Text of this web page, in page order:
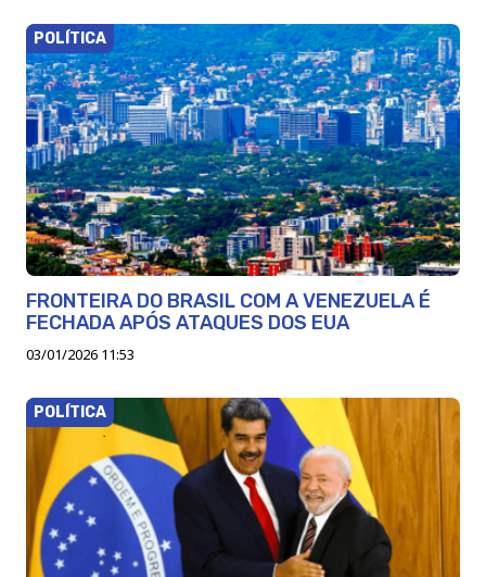
POLÍTICA
FRONTEIRA DO BRASIL COM A VENEZUELA É
FECHADA APÓS ATAQUES DOS EUA
03/01/2026 11:53
POLÍTICA